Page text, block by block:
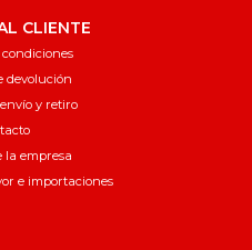
CLIENTE
devolución
y retiro
la empresa
e importaciones